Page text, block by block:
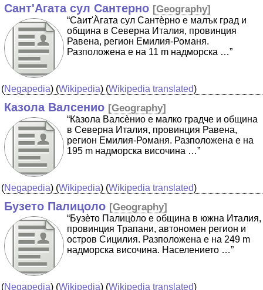
Сант'Агата сул Сантерно [Geography]
“Cа̀ит'А̀гата сул Сантѐрно е малък град и
община в Северна Италия, провинция
Равена, регион Емилия-Романя.
Разположена е на 11 m надморска …”
(Negapedia) (Wikipedia) (Wikipedia translated)
Казола Валсенио [Geography]
“Ка̀зола Валсѐнио е малко градче и община
в Северна Италия, провинция Равена,
регион Емилия-Романя. Разположена е на
195 m надморска височина …”
(Negapedia) (Wikipedia) (Wikipedia translated)
Бузето Палицоло [Geography]
“Бузѐто Палицо̀ло е община в южна Италия,
провинция Трапани, автономен регион и
остров Сицилия. Разположена е на 249 m
надморска височина. Населението …”
(Negapedia) (Wikipedia) (Wikipedia translated)